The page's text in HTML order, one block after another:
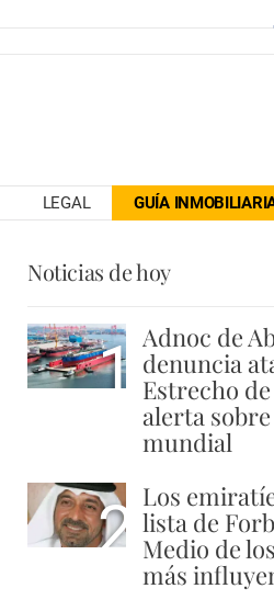
LEGAL GUÍA
Noticias de hoy
1 Adnoc de
denuncia
Estrecho
alerta
mundial
2 Los
lista de
Medio de
más